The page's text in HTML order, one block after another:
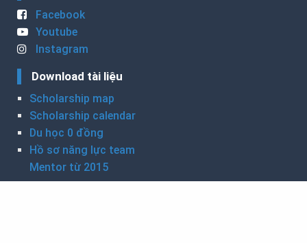
Facebook
Youtube
Instagram
Download tài liệu
Scholarship map
Scholarship calendar
Du học 0 đồng
Hồ sơ năng lực team
Mentor từ 2015